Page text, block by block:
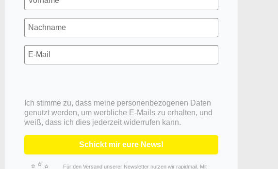
Ich stimme zu, dass meine personenbezogenen Daten
genutzt werden, um werbliche E-Mails zu erhalten, und
weiß, dass ich dies jederzeit widerrufen kann.
Schickt mir eure News!
Für den Versand unserer Newsletter nutzen wir rapidmail. Mit